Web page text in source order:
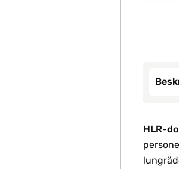
HLR-